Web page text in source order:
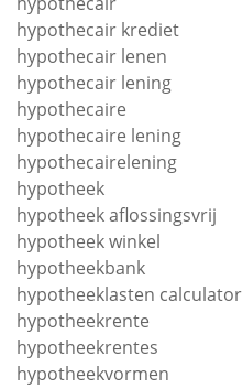
hypothecair krediet
hypothecair lenen
hypothecair lening
hypothecaire
hypothecaire lening
hypothecairelening
hypotheek
hypotheek aflossingsvrij
hypotheek winkel
hypotheekbank
hypotheeklasten calculator
hypotheekrente
hypotheekrentes
hypotheekvormen